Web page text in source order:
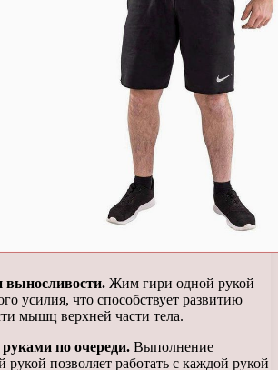
выносливости. Жим гири одной рукой
усилия, что способствует развитию
мышц верхней части тела.
по очереди. Выполнение
позволяет работать с каждой рукой